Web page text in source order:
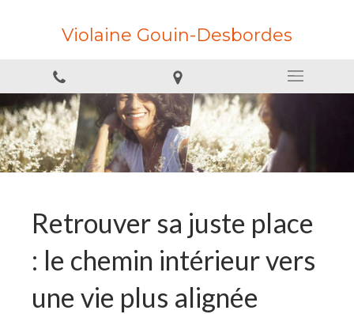
Violaine Gouin-Desbordes
Retrouver sa juste place
: le chemin intérieur vers
une vie plus alignée